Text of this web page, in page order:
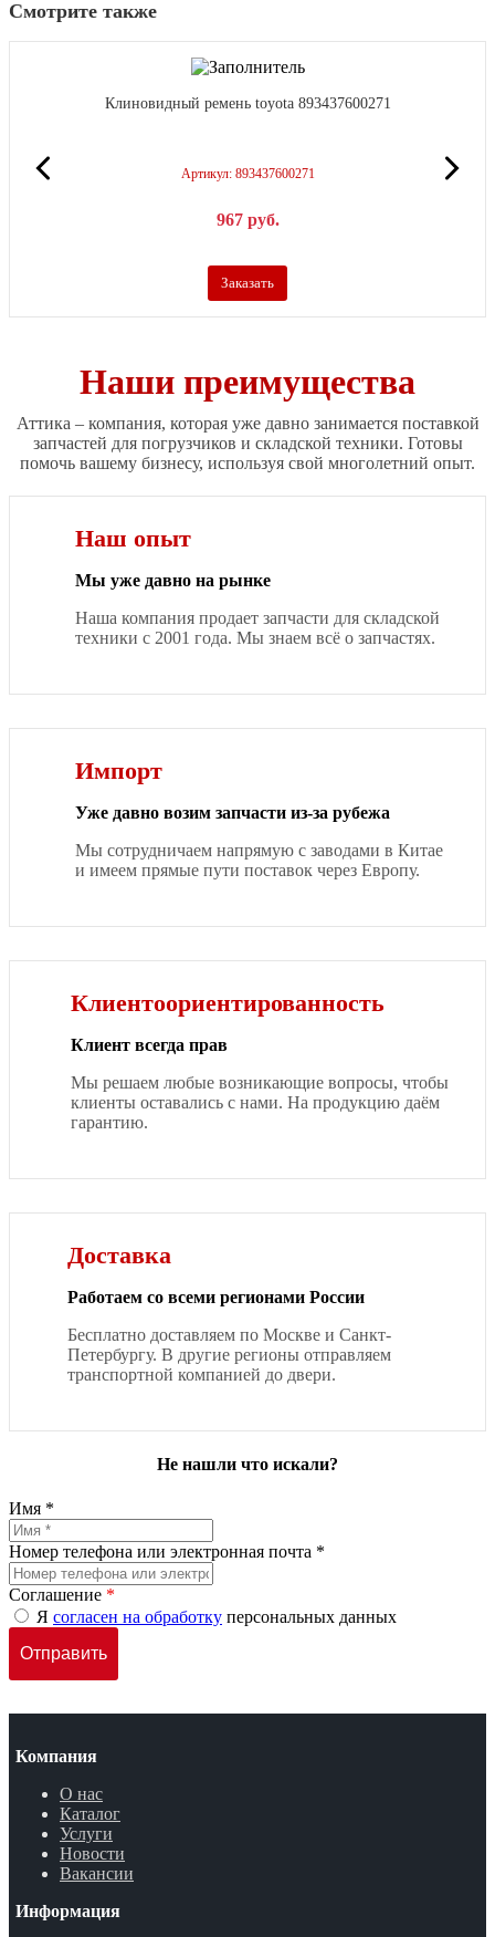
Смотрите также
Клиновидный ремень toyota 893437600271
Артикул: 893437600271
967 руб.
Заказать
Наши преимущества
Аттика – компания, которая уже давно занимается поставкой
запчастей для погрузчиков и складской техники. Готовы
помочь вашему бизнесу, используя свой многолетний опыт.
Наш опыт
Мы уже давно на рынке
Наша компания продает запчасти для складской
техники с 2001 года. Мы знаем всё о запчастях.
Импорт
Уже давно возим запчасти из-за рубежа
Мы сотрудничаем напрямую с заводами в Китае
и имеем прямые пути поставок через Европу.
Клиентоориентированность
Клиент всегда прав
Мы решаем любые возникающие вопросы, чтобы
клиенты оставались с нами. На продукцию даём
гарантию.
Доставка
Работаем со всеми регионами России
Бесплатно доставляем по Москве и Санкт-
Петербургу. В другие регионы отправляем
транспортной компанией до двери.
Не нашли что искали?
Имя *
Номер телефона или электронная почта *
Соглашение *
Я согласен на обработку персональных данных
Компания
О нас
Каталог
Услуги
Новости
Вакансии
Информация